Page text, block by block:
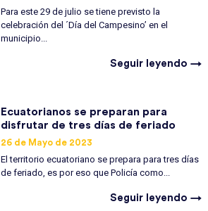
Para este 29 de julio se tiene previsto la
celebración del ´Día del Campesino’ en el
municipio...
Seguir leyendo →
Ecuatorianos se preparan para
disfrutar de tres días de feriado
26 de Mayo de 2023
El territorio ecuatoriano se prepara para tres días
de feriado, es por eso que Policía como...
Seguir leyendo →